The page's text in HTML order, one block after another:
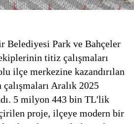
Belediyesi Park ve Bahçeler
titiz çalışmaları
ilçe merkezine kazandırılan
çalışmaları Aralık 2025
5 milyon 443 bin TL'lik
proje, ilçeye modern bir